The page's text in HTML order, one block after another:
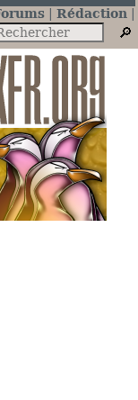
Rédaction